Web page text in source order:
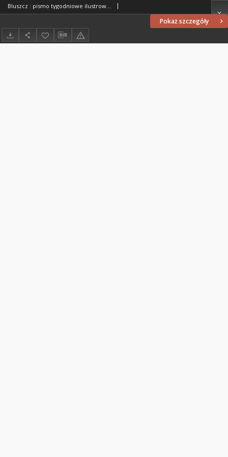
Pokaż szczegóły
Bluszcz : pismo tygodniowe ilustrowane poświęcone sprawom kobiecym, 1912 R. 48, nr 7